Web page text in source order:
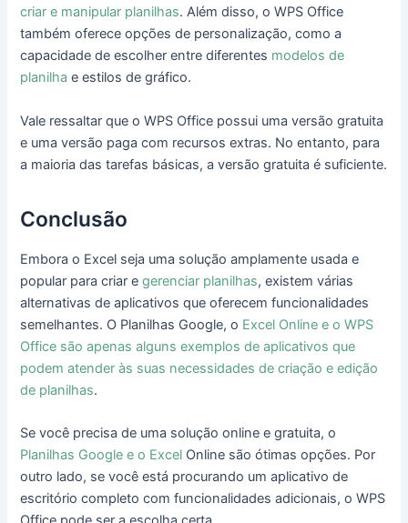
criar e manipular planilhas. Além disso, o WPS Office
também oferece opções de personalização, como a
capacidade de escolher entre diferentes modelos de
planilha e estilos de gráfico.
Vale ressaltar que o WPS Office possui uma versão gratuita
e uma versão paga com recursos extras. No entanto, para
a maioria das tarefas básicas, a versão gratuita é suficiente.
Conclusão
Embora o Excel seja uma solução amplamente usada e
popular para criar egerenciar planilhas, existem várias
alternativas de aplicativos que oferecem funcionalidades
semelhantes. O Planilhas Google, o Excel Online e o WPS
Office são apenas alguns exemplos de aplicativos que
podem atender às suas necessidades de criação e edição
de planilhas.
Se você precisa de uma solução online e gratuita, o
Planilhas Google e o Excel Online são ótimas opções. Por
outro lado, se você está procurando um aplicativo de
escritório completo com funcionalidades adicionais, o WPS